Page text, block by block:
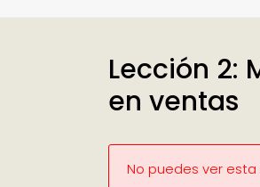
Lección 2:
en ventas
No puedes ver